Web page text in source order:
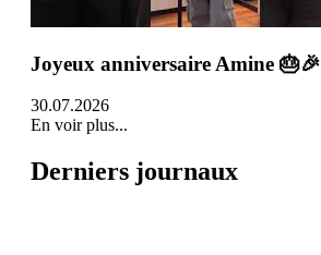
Joyeux anniversaire Amine 🎂🎉
30.07.2026
En voir plus...
Derniers journaux